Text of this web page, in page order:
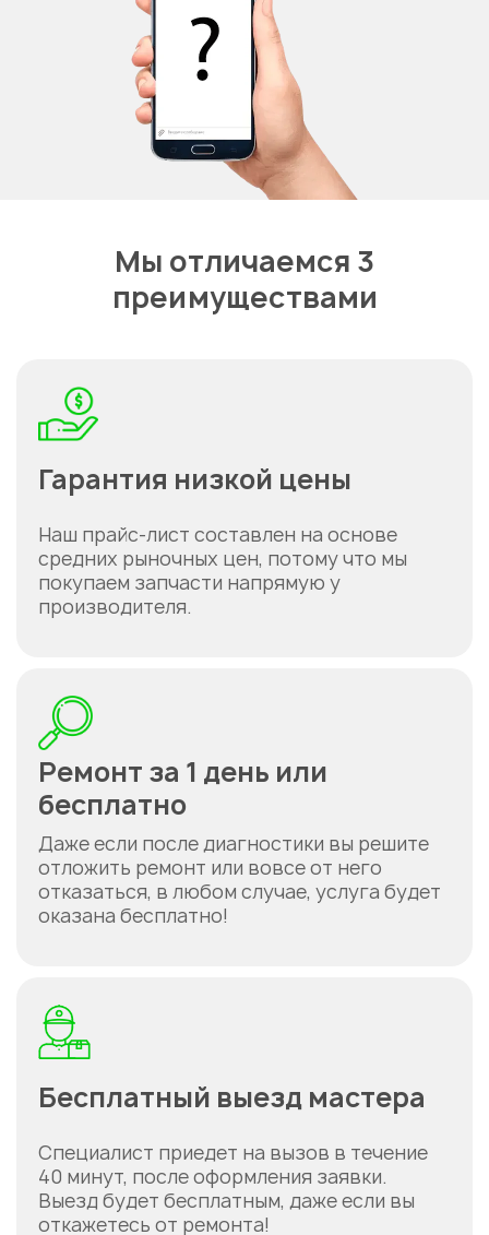
Мы отличаемся 3
преимуществами
Гарантия низкой цены
Наш прайс-лист составлен на основе
средних рыночных цен, потому что мы
покупаем запчасти напрямую у
производителя.
Ремонт за 1 день или
бесплатно
Даже если после диагностики вы решите
отложить ремонт или вовсе от него
отказаться, в любом случае, услуга будет
оказана бесплатно!
Бесплатный выезд мастера
Специалист приедет на вызов в течение
40 минут, после оформления заявки.
Выезд будет бесплатным, даже если вы
откажетесь от ремонта!